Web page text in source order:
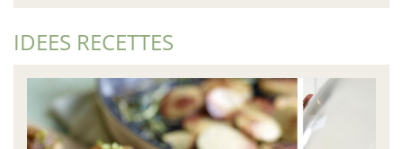
IDEES RECETTES